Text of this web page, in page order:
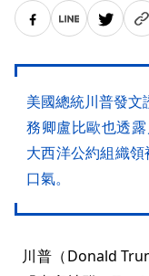
美國總統川普發
務卿盧比歐也透
大西洋公約組織
口氣。
川普（Donald